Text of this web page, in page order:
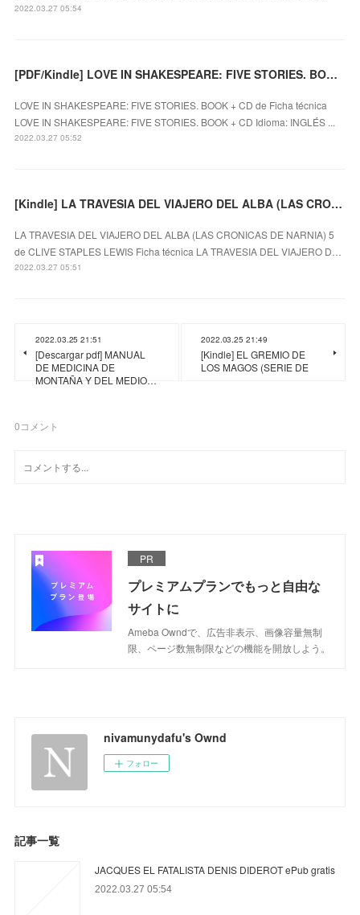
2022.03.27 05:54
[PDF/Kindle] LOVE IN SHAKESPEARE: FIVE STORIES. BOOK + CD descargar gratis
LOVE IN SHAKESPEARE: FIVE STORIES. BOOK + CD de Ficha técnica
LOVE IN SHAKESPEARE: FIVE STORIES. BOOK + CD Idioma: INGLÉS ...
2022.03.27 05:52
[Kindle] LA TRAVESIA DEL VIAJERO DEL ALBA (LAS CRONICAS DE NARNIA) 5 descargar gratis
LA TRAVESIA DEL VIAJERO DEL ALBA (LAS CRONICAS DE NARNIA) 5
de CLIVE STAPLES LEWIS Ficha técnica LA TRAVESIA DEL VIAJERO D…
2022.03.27 05:51
2022.03.25 21:51
[Descargar pdf] MANUAL
DE MEDICINA DE
MONTAÑA Y DEL MEDIO…
2022.03.25 21:49
[Kindle] EL GREMIO DE
LOS MAGOS (SERIE DE
0コメント
PR
プレミアムプランでもっと自由な
サイトに
Ameba Owndで、広告非表示、画像容量無制
限、ページ数無制限などの機能を開放しよう。
nivamunydafu's Ownd
フォロー
記事一覧
JACQUES EL FATALISTA DENIS DIDEROT ePub gratis
2022.03.27 05:54